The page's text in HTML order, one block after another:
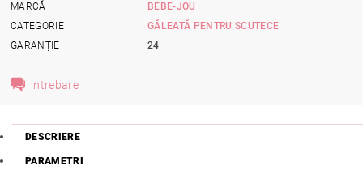
MARCĂ
BEBE-JOU
CATEGORIE
GĂLEATĂ PENTRU SCUTECE
GARANŢIE
24
intrebare
DESCRIERE
PARAMETRI